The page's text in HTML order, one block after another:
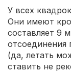
У всех
Они имеют
составляет 9
отсоединения
(да, летать
ставить не